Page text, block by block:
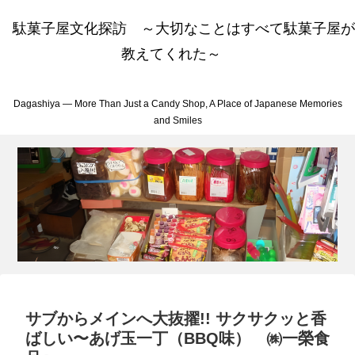
駄菓子屋文化探訪 ～大切なことはすべて駄菓子屋が
教えてくれた～
Dagashiya — More Than Just a Candy Shop, A Place of Japanese Memories
and Smiles
サブからメインへ大抜擢!! サクサクッと香
ばしい〜あげ玉一丁（BBQ味） ㈱一榮食